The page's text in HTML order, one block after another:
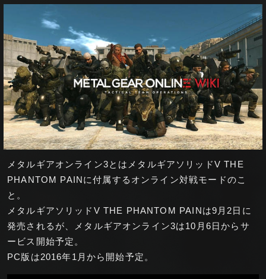
メタルギアオンライン3とはメタルギアソリッドV THE
PHANTOM PAINに付属するオンライン対戦モードのこ
と。
メタルギアソリッドV THE PHANTOM PAINは9月2日に
発売されるが、メタルギアオンライン3は10月6日からサ
ービス開始予定。
PC版は2016年1月から開始予定。